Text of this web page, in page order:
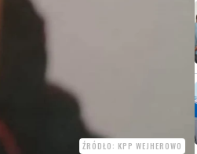
ŹRÓDŁO: KPP WEJHEROWO